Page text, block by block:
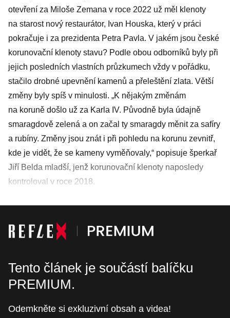
otevření za Miloše Zemana v roce 2022 už měl klenoty
na starost nový restaurátor, Ivan Houska, který v práci
pokračuje i za prezidenta Petra Pavla. V jakém jsou české
korunovační klenoty stavu? Podle obou odborníků byly při
jejich posledních vlastních průzkumech vždy v pořádku,
stačilo drobné upevnění kamenů a přeleštění zlata. Větší
změny byly spíš v minulosti. „K nějakým změnám
na koruně došlo už za Karla IV. Původně byla údajně
smaragdově zelená a on začal ty smaragdy měnit za safíry
a rubíny. Změny jsou znát i při pohledu na korunu zevnitř,
kde je vidět, že se kameny vyměňovaly,“ popisuje šperkař
Jiří Belda mladší, jenž korunovační klenoty naposledy
kontroloval v roce 2018.
Tento článek je součástí balíčku
PREMIUM.
Odemkněte si exkluzivní obsah a videa!